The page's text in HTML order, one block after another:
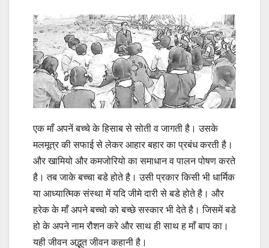
एक माँ अपनें बच्चे के हिसाब से सोती व जागती है। उसके
मलमूत्र की सफाई से लेकर आहार बहार का प्रबंध करती है।
और खामियो और कमजोरियो का समाधान व पालन पोषण करते
है। तब जाके बच्चा बडे होते है। उसी प्रकार किसी भी धार्मिक
या आध्यात्मिक संस्था में यदि जीमे दारी से बडे होते है। और
हरेक के माँ अपने बच्चो को बच्छे सस्कार भी देते है। जिसमें बडे
हो के अपने नाम रौशन करे और साथ ही साथ ह माँ बाप का।
यही जीवन अद्भुत जीवन कहानी है।